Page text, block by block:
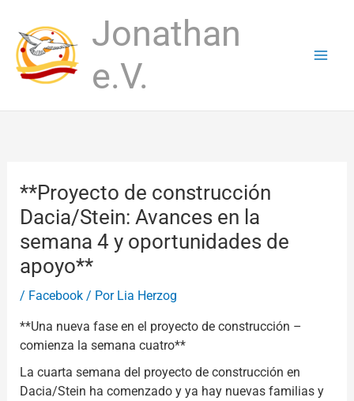
contenido
Jonathan
e.V.
**Proyecto de construcción
Dacia/Stein: Avances en la
semana 4 y oportunidades de
apoyo**
/ Facebook/ Por Lia Herzog
**Una nueva fase en el proyecto de construcción –
comienza la semana cuatro**
La cuarta semana del proyecto de construcción en
Dacia/Stein ha comenzado y ya hay nuevas familias y